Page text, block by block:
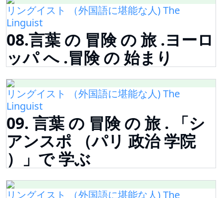
リングイスト （外国語に堪能な人) The
Linguist
08.言葉 の 冒険 の 旅 .ヨーロ
ッパ へ .冒険 の 始まり
リングイスト （外国語に堪能な人) The
Linguist
09. 言葉 の 冒険 の 旅 . 「シ
アンスポ （パリ 政治 学院
）」で 学ぶ
リングイスト （外国語に堪能な人) The